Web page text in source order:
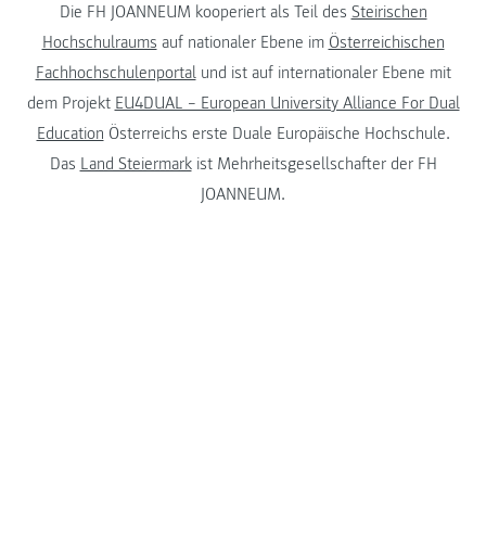
Die FH JOANNEUM kooperiert als Teil des Steirischen
Hochschulraums auf nationaler Ebene im Österreichischen
Fachhochschulenportalund ist auf internationaler Ebene mit
dem Projekt EU4DUAL – European University Alliance For Dual
Education Österreichs erste Duale Europäische Hochschule.
Das Land Steiermarkist Mehrheitsgesellschafter der FH
JOANNEUM.